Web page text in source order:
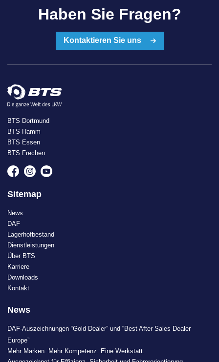
Haben Sie Fragen?
Kontaktieren Sie uns
BTS Dortmund
BTS Hamm
BTS Essen
BTS Frechen
Sitemap
News
DAF
Lagerhofbestand
Dienstleistungen
Über BTS
Karriere
Downloads
Kontakt
News
DAF-Auszeichnungen “Gold Dealer” und “Best After Sales Dealer
Europe”
Mehr Marken. Mehr Kompetenz. Eine Werkstatt.